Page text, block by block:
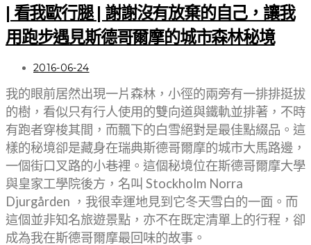
| 看我歐行腿 | 謝謝沒有放棄的自己，讓我
用跑步遇見斯德哥爾摩的城市森林秘境
2016-06-24
我的眼前居然出現一片森林，小徑的兩旁有一排排挺拔
的樹，看似只有行人使用的雙向道與鐵軌並排著，不時
有跑者穿梭其間，而飄下的白雪絕對是最佳點綴品。這
樣的秘境卻是藏身在瑞典斯德哥爾摩的城市大馬路邊，
一個街口叉路的小巷裡。這個秘境位在斯德哥爾摩大學
與皇家工學院後方，名叫 Stockholm Norra
Djurgården ，我很幸運地見到它冬天雪白的一面。而
這個並非知名旅遊景點，亦不在既定清單上的行程，卻
成為我在斯德哥爾摩最回味的故事。